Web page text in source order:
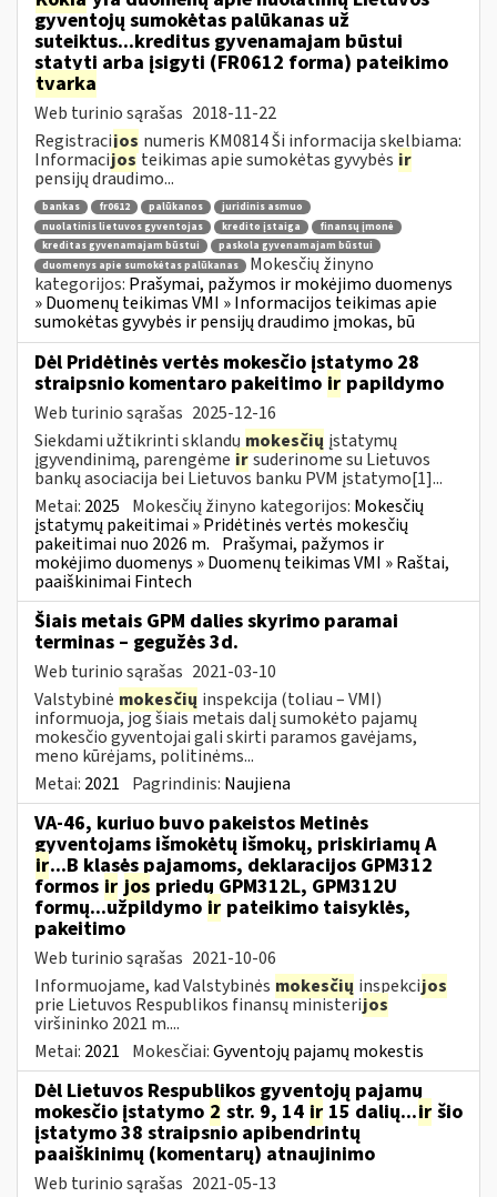
gyventojų sumokėtas palūkanas už
suteiktus...kreditus gyvenamajam būstui
statyti arba įsigyti (FR0612 forma) pateikimo
tvarka
Web turinio sąrašas 2018-11-22
Registracijos numeris KM0814 Ši informacija skelbiama:
Informacijosteikimas apie sumokėtas gyvybės ir
pensijų draudimo...
bankas fr0612 palūkanos
juridinis asmuo
nuolatinis lietuvos gyventojas
kredito įstaiga
finansų įmonė
kreditas gyvenamajam būstui
paskola gyvenamajam būstui
duomenys apie sumokėtas palūkanas
Mokesčių žinyno
kategorijos: Prašymai, pažymos ir mokėjimo duomenys
» Duomenų teikimas VMI » Informacijos teikimas apie
sumokėtas gyvybės ir pensijų draudimo įmokas, bū
Dėl Pridėtinės vertės mokesčio įstatymo 28
straipsnio komentaro pakeitimo ir papildymo
Web turinio sąrašas 2025-12-16
Siekdami užtikrinti sklandų mokesčių įstatymų
įgyvendinimą, parengėme irsuderinome su Lietuvos
bankų asociacija bei Lietuvos banku PVM įstatymo[1]...
Metai: 2025 Mokesčių žinyno kategorijos: Mokesčių
įstatymų pakeitimai » Pridėtinės vertės mokesčių
pakeitimai nuo 2026 m. Prašymai, pažymos ir
mokėjimo duomenys » Duomenų teikimas VMI » Raštai,
paaiškinimai Fintech
Šiais metais GPM dalies skyrimo paramai
terminas – gegužės 3d.
Web turinio sąrašas 2021-03-10
Valstybinė mokesčių inspekcija (toliau – VMI)
informuoja, jog šiais metais dalį sumokėto pajamų
mokesčio gyventojai gali skirti paramos gavėjams,
meno kūrėjams, politinėms...
Metai: 2021 Pagrindinis: Naujiena
VA-46, kuriuo buvo pakeistos Metinės
gyventojams išmokėtų išmokų, priskiriamų A
ir...B klasės pajamoms, deklaracijos GPM312
formos ir jos priedų GPM312L, GPM312U
formų...užpildymo ir pateikimo taisyklės,
pakeitimo
Web turinio sąrašas 2021-10-06
Informuojame, kad Valstybinės mokesčių inspekcijos
prie Lietuvos Respublikos finansų ministerijos
viršininko 2021 m....
Metai: 2021 Mokesčiai:Gyventojų pajamų mokestis
Dėl Lietuvos Respublikos gyventojų pajamų
mokesčio įstatymo 2 str. 9, 14 ir 15 dalių...ir šio
įstatymo 38 straipsnio apibendrintų
paaiškinimų (komentarų) atnaujinimo
Web turinio sąrašas 2021-05-13